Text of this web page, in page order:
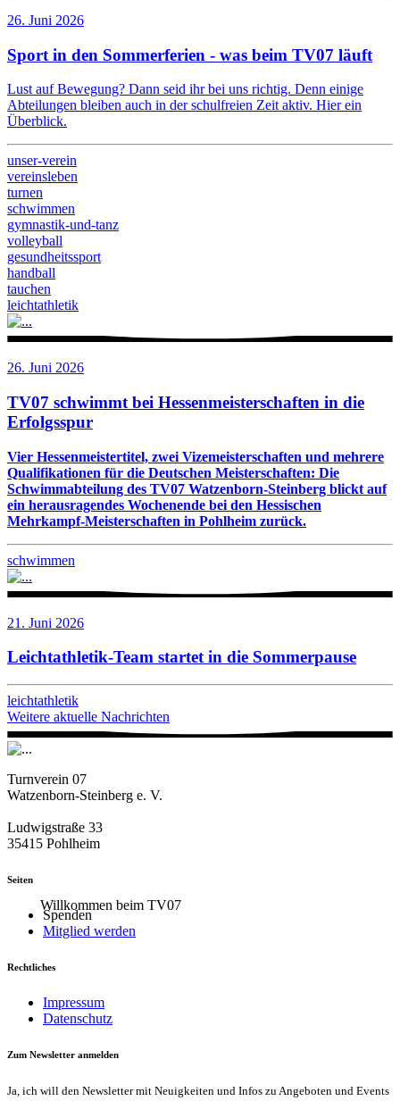
Willkommen beim TV07
26. Juni 2026
Sport in den Sommerferien - was beim TV07 läuft
Lust auf Bewegung? Dann seid ihr bei uns richtig. Denn einige
Abteilungen bleiben auch in der schulfreien Zeit aktiv. Hier ein
Überblick.
unser-verein
vereinsleben
turnen
schwimmen
gymnastik-und-tanz
volleyball
gesundheitssport
handball
tauchen
leichtathletik
26. Juni 2026
TV07 schwimmt bei Hessenmeisterschaften in die
Erfolgsspur
Vier Hessenmeistertitel, zwei Vizemeisterschaften und mehrere
Qualifikationen für die Deutschen Meisterschaften: Die
Schwimmabteilung des TV07 Watzenborn-Steinberg blickt auf
ein herausragendes Wochenende bei den Hessischen
Mehrkampf-Meisterschaften in Pohlheim zurück.
schwimmen
21. Juni 2026
Leichtathletik-Team startet in die Sommerpause
leichtathletik
Weitere aktuelle Nachrichten
Turnverein 07
Watzenborn-Steinberg e. V.
Ludwigstraße 33
35415 Pohlheim
Seiten
Spenden
Mitglied werden
Rechtliches
Impressum
Datenschutz
Zum Newsletter anmelden
Ja, ich will den Newsletter mit Neuigkeiten und Infos zu Angeboten und Events